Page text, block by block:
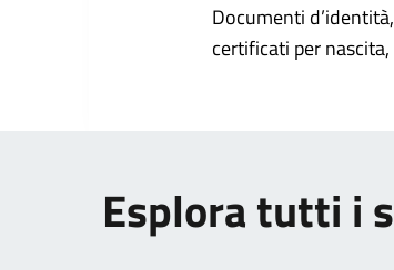
Documenti
certificati per
Esplora tutti i